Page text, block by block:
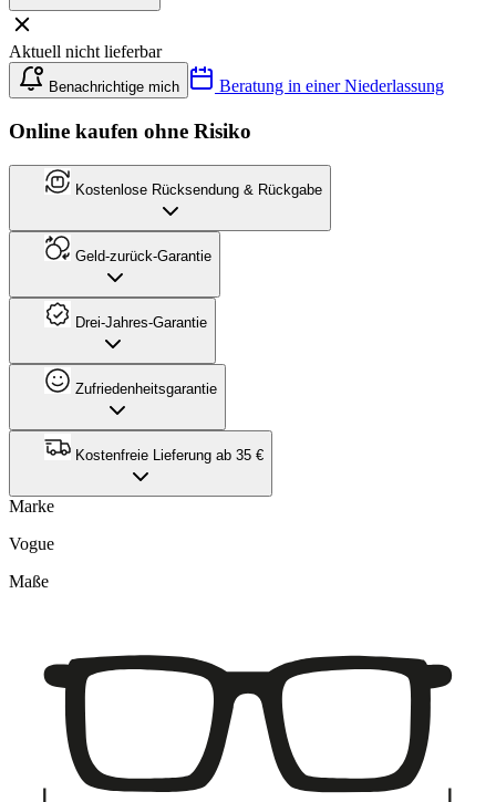
Aktuell nicht lieferbar
Benachrichtige mich Beratung in einer Niederlassung
Online kaufen ohne Risiko
Kostenlose Rücksendung & Rückgabe
Geld-zurück-Garantie
Drei-Jahres-Garantie
Zufriedenheitsgarantie
Kostenfreie Lieferung ab 35 €
Marke
Vogue
Maße